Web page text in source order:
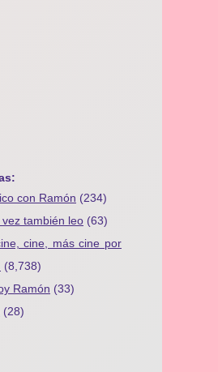
con Ramón (234)
también leo (63)
cine, más cine por
(8,738)
Ramón (33)
(28)